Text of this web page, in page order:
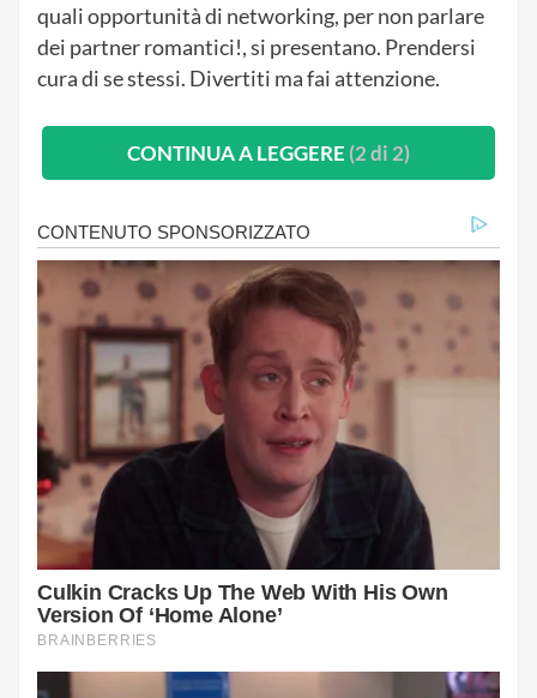
quali opportunità di networking, per non parlare
dei partner romantici!, si presentano. Prendersi
cura di se stessi. Divertiti ma fai attenzione.
CONTINUA A LEGGERE (2 di 2)